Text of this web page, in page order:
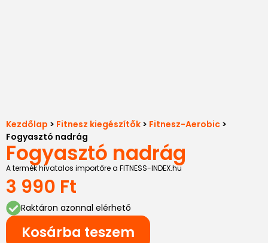
Kezdőlap > Fitnesz kiegészítők > Fitnesz-Aerobic >
Fogyasztó nadrág
Fogyasztó nadrág
A termék hivatalos importőre a FITNESS-INDEX.hu
3 990 Ft
Raktáron azonnal elérhető
Kosárba teszem